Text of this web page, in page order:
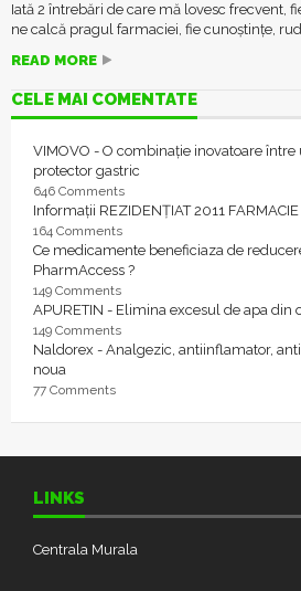
Iată 2 întrebări de care mă lovesc frecvent,
ne calcă pragul farmaciei, fie cunoștințe,
READ MORE
CELE MAI COMENTATE
VIMOVO - O combinație inovatoare
protector gastric
646 Comments
Informații REZIDENȚIAT 2011 FARMACIE
164 Comments
Ce medicamente beneficiaza de
PharmAccess ?
149 Comments
APURETIN - Elimina excesul de apa din
149 Comments
Naldorex - Analgezic, antiinflamator,
noua
77 Comments
LINKS
Centrala Murala